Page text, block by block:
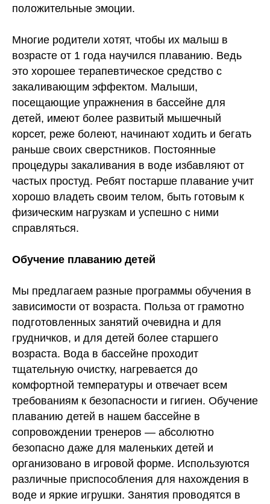
положительные эмоции.
Многие родители хотят, чтобы их малыш в
возрасте от 1 года научился плаванию. Ведь
это хорошее терапевтическое средство с
закаливающим эффектом. Малыши,
посещающие упражнения в бассейне для
детей, имеют более развитый мышечный
корсет, реже болеют, начинают ходить и бегать
раньше своих сверстников. Постоянные
процедуры закаливания в воде избавляют от
частых простуд. Ребят постарше плавание учит
хорошо владеть своим телом, быть готовым к
физическим нагрузкам и успешно с ними
справляться.
Обучение плаванию детей
Мы предлагаем разные программы обучения в
зависимости от возраста. Польза от грамотно
подготовленных занятий очевидна и для
грудничков, и для детей более старшего
возраста. Вода в бассейне проходит
тщательную очистку, нагревается до
комфортной температуры и отвечает всем
требованиям к безопасности и гигиен. Обучение
плаванию детей в нашем бассейне в
сопровождении тренеров — абсолютно
безопасно даже для маленьких детей и
организовано в игровой форме. Используются
различные приспособления для нахождения в
воде и яркие игрушки. Занятия проводятся в